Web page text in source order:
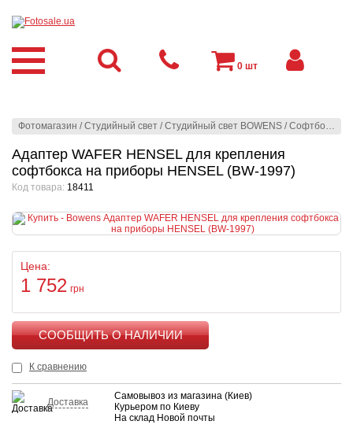
Фотомагазин /Студийный свет /Студийный свет BOWENS /Софтбоксы
Адаптер WAFER HENSEL для крепления
софтбокса на приборы HENSEL (BW-1997)
Код товара: 18411
Цена:
1 752 грн
К сравнению
Доставка
Самовывоз из магазина (Киев)
Курьером по Киеву
На склад Новой почты
0 шт